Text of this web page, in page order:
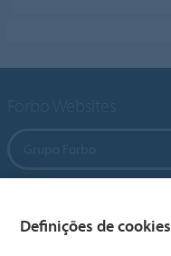
Definições de cookies